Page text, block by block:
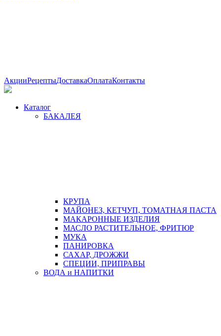
АкцииРецептыДоставкаОплатаКонтакты
Каталог
БАКАЛЕЯ
КРУПА
МАЙОНЕЗ, КЕТЧУП, ТОМАТНАЯ ПАСТА
МАКАРОННЫЕ ИЗДЕЛИЯ
МАСЛО РАСТИТЕЛЬНОЕ, ФРИТЮР
МУКА
ПАНИРОВКА
САХАР, ДРОЖЖИ
СПЕЦИИ, ПРИПРАВЫ
ВОДА и НАПИТКИ